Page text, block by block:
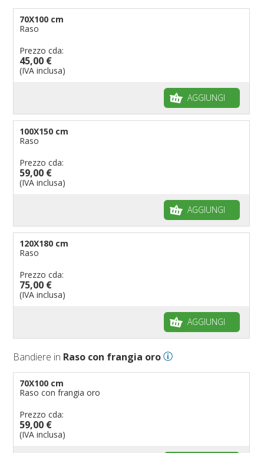
70X100 cm
Raso
Prezzo cda:
45,00 €
(IVA inclusa)
AGGIUNGI
100X150 cm
Raso
Prezzo cda:
59,00 €
(IVA inclusa)
AGGIUNGI
120X180 cm
Raso
Prezzo cda:
75,00 €
(IVA inclusa)
AGGIUNGI
Bandiere in Raso con frangia oro
70X100 cm
Raso con frangia oro
Prezzo cda:
59,00 €
(IVA inclusa)